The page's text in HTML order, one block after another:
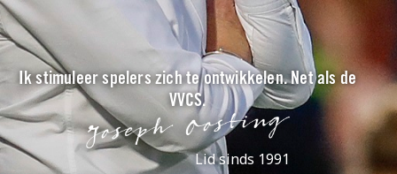
Ik stimuleer spelers zich te ontwikkelen. Net als de
VVCS.
Lid sinds 1991